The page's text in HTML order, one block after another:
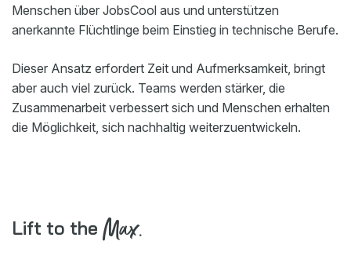
Menschen über JobsCool aus und unterstützen
anerkannte Flüchtlinge beim Einstieg in technische Berufe.
Dieser Ansatz erfordert Zeit und Aufmerksamkeit, bringt
aber auch viel zurück. Teams werden stärker, die
Zusammenarbeit verbessert sich und Menschen erhalten
die Möglichkeit, sich nachhaltig weiterzuentwickeln.
Lift to the Max.